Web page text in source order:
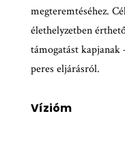
megteremtéséhez.
élethelyzetben
támogatást kapjanak
peres eljárásról.
Vízióm